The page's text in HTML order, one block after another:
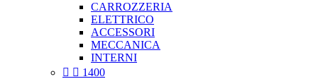
CARROZZERIA
ELETTRICO
ACCESSORI
MECCANICA
INTERNI
  1400